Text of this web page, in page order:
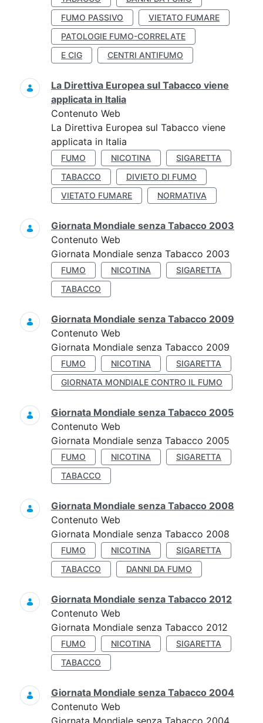
FUMO PASSIVO
VIETATO FUMARE
PATOLOGIE FUMO-CORRELATE
E CIG
CENTRI ANTIFUMO
La Direttiva Europea sul Tabacco viene
applicata in Italia
Contenuto Web
La Direttiva Europea sul Tabacco viene
applicata in Italia
FUMO NICOTINA
SIGARETTA
TABACCO
DIVIETO DI FUMO
VIETATO FUMARE
NORMATIVA
Giornata Mondiale senza Tabacco 2003
Contenuto Web
Giornata Mondiale senza Tabacco 2003
FUMO NICOTINA
SIGARETTA
TABACCO
Giornata Mondiale senza Tabacco 2009
Contenuto Web
Giornata Mondiale senza Tabacco 2009
FUMO NICOTINA
SIGARETTA
GIORNATA MONDIALE CONTRO IL FUMO
Giornata Mondiale senza Tabacco 2005
Contenuto Web
Giornata Mondiale senza Tabacco 2005
FUMO NICOTINA
SIGARETTA
TABACCO
Giornata Mondiale senza Tabacco 2008
Contenuto Web
Giornata Mondiale senza Tabacco 2008
FUMO NICOTINA
SIGARETTA
TABACCO
DANNI DA FUMO
Giornata Mondiale senza Tabacco 2012
Contenuto Web
Giornata Mondiale senza Tabacco 2012
FUMO NICOTINA
SIGARETTA
TABACCO
Giornata Mondiale senza Tabacco 2004
Contenuto Web
Giornata Mondiale senza Tabacco 2004